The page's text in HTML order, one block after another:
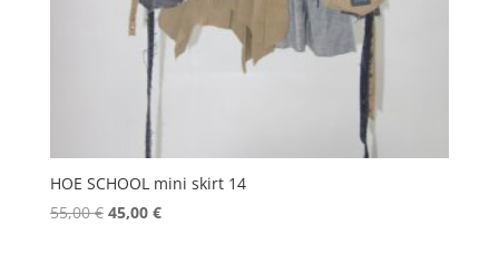
HOE SCHOOL mini skirt 14
55,00€ El
45,00 €El